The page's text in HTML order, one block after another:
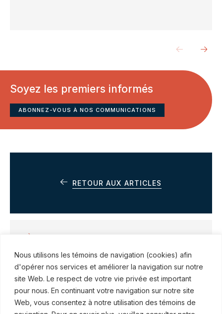
Nous utilisons les témoins de navigation (cookies) afin
d'opérer nos services et améliorer la navigation sur notre
site Web. Le respect de votre vie privée est important
pour nous. En continuant votre navigation sur notre site
Web, vous consentez à notre utilisation des témoins de
Soyez les premiers informés
ABONNEZ-VOUS À NOS COMMUNICATIONS
RETOUR AUX ARTICLES
Pas si intelligent que ça !